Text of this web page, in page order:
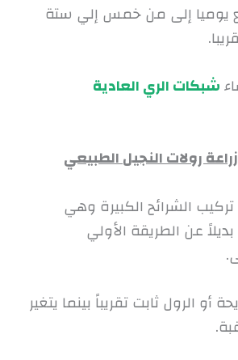
يوميا إلى من خمس إلي ستة
شبكات الري العادية
رولات النجيل الطبيعي
الشرائح الكبيرة وهي
عن الطريقة الأولي
الرول ثابت تقريباً بينما يتغير